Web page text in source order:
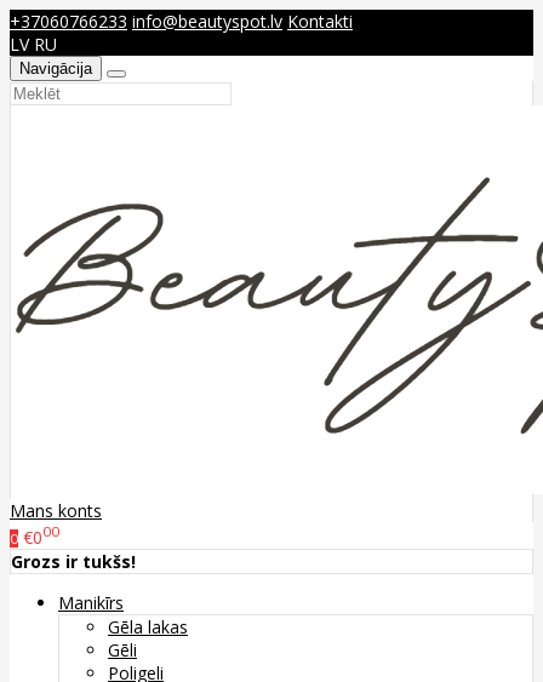
+37060766233 info@beautyspot.lv Kontakti
LV RU
Navigācija
Mans konts
0 €000
Grozs ir tukšs!
Manikīrs
Gēla lakas
Gēli
Poligeli